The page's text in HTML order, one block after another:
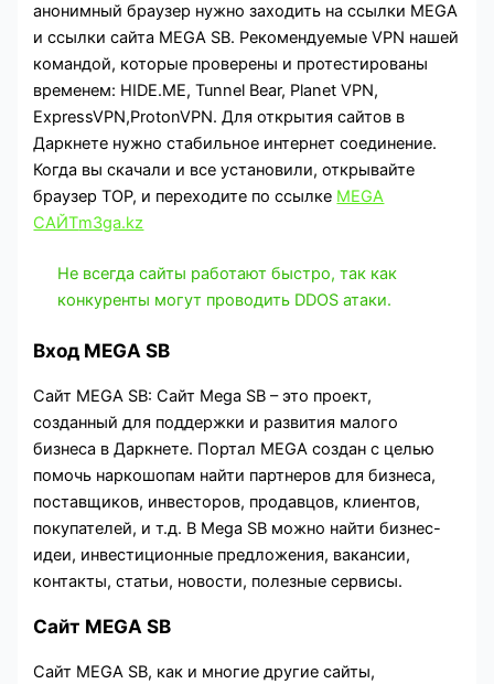
анонимный браузер нужно заходить на ссылки MEGA
и ссылки сайта MEGA SB. Рекомендуемые VPN нашей
командой, которые проверены и протестированы
временем: HIDE.ME, Tunnel Bear, Planet VPN,
ExpressVPN,ProtonVPN. Для открытия сайтов в
Даркнете нужно стабильное интернет соединение.
Когда вы скачали и все установили, открывайте
браузер ТОР, и переходите по ссылке MEGA
САЙТm3ga.kz
Не всегда сайты работают быстро, так как
конкуренты могут проводить DDOS атаки.
Вход MEGA SB
Сайт MEGA SB: Сайт Mega SB – это проект,
созданный для поддержки и развития малого
бизнеса в Даркнете. Портал MEGA создан с целью
помочь наркошопам найти партнеров для бизнеса,
поставщиков, инвесторов, продавцов, клиентов,
покупателей, и т.д. В Mega SB можно найти бизнес-
идеи, инвестиционные предложения, вакансии,
контакты, статьи, новости, полезные сервисы.
Сайт MEGA SB
Сайт MEGA SB, как и многие другие сайты,